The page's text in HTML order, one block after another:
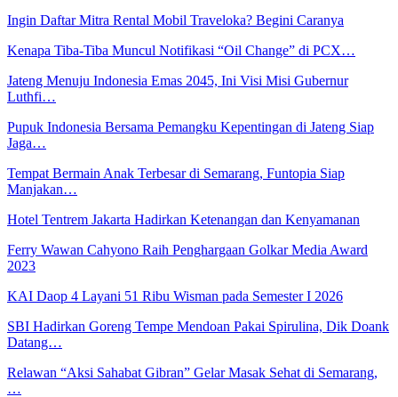
Ingin Daftar Mitra Rental Mobil Traveloka? Begini Caranya
Kenapa Tiba-Tiba Muncul Notifikasi “Oil Change” di PCX…
Jateng Menuju Indonesia Emas 2045, Ini Visi Misi Gubernur
Luthfi…
Pupuk Indonesia Bersama Pemangku Kepentingan di Jateng Siap
Jaga…
Tempat Bermain Anak Terbesar di Semarang, Funtopia Siap
Manjakan…
Hotel Tentrem Jakarta Hadirkan Ketenangan dan Kenyamanan
Ferry Wawan Cahyono Raih Penghargaan Golkar Media Award
2023
KAI Daop 4 Layani 51 Ribu Wisman pada Semester I 2026
SBI Hadirkan Goreng Tempe Mendoan Pakai Spirulina, Dik Doank
Datang…
Relawan “Aksi Sahabat Gibran” Gelar Masak Sehat di Semarang,
…